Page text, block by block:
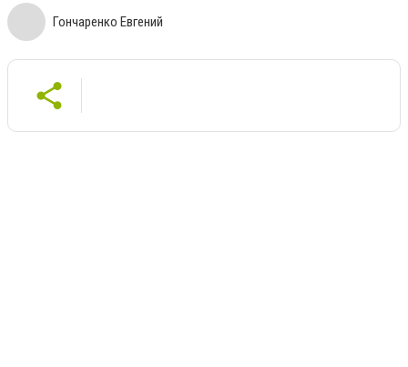
Гончаренко Евгений